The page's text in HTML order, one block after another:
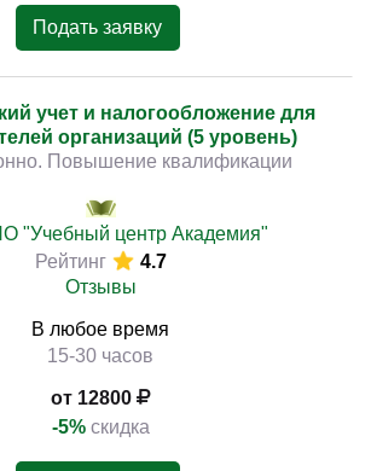
Подать заявку
учет и налогообложение для
организаций (5 уровень)
Повышение квалификации
"Учебный центр Академия"
Рейтинг
4.7
Отзывы
В любое время
15-30 часов
от 12800
-5% скидка